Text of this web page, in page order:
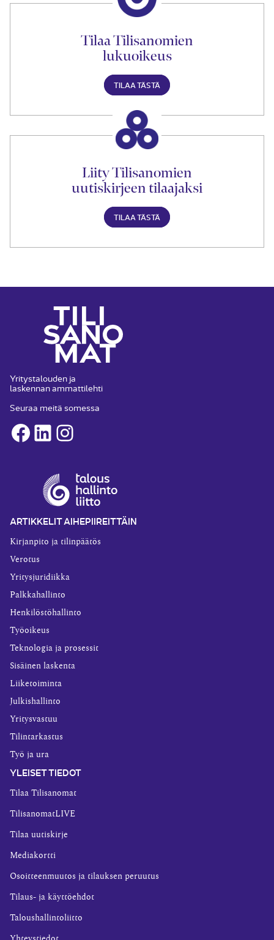
Tilaa Tilisanomien
lukuoikeus
TILAA TÄSTÄ
Liity Tilisanomien
uutiskirjeen tilaajaksi
TILAA TÄSTÄ
Yritystalouden ja
laskennan ammattilehti
Seuraa meitä somessa
Facebook
LinkedInInstagram
ARTIKKELIT AIHEPIIREITTÄIN
Kirjanpito ja tilinpäätös
Verotus
Yritysjuridiikka
Palkkahallinto
Henkilöstöhallinto
Työoikeus
Teknologia ja prosessit
Sisäinen laskenta
Liiketoiminta
Julkishallinto
Yritysvastuu
Tilintarkastus
Työ ja ura
YLEISET TIEDOT
Tilaa Tilisanomat
TilisanomatLIVE
Tilaa uutiskirje
Mediakortti
Osoitteenmuutos ja tilauksen peruutus
Tilaus- ja käyttöehdot
Taloushallintoliitto